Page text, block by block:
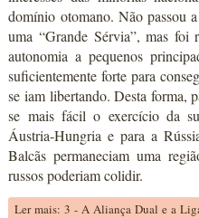
domínio otomano. Não passou
uma “Grande Sérvia”, mas foi
autonomia a pequenos
suficientemente forte para
se iam libertando. Desta forma,
se mais fácil o exercício da
Áustria-Hungria e para a
Balcãs permaneciam uma
russos poderiam colidir.
Ler mais: 3 - A Aliança Dual e a